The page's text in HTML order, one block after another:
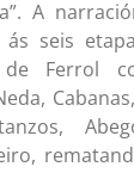
A
seis
Ferrol